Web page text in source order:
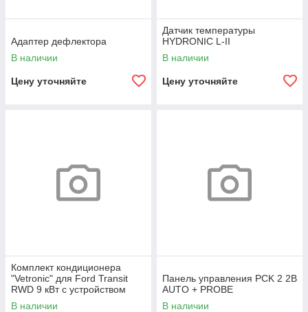
Адаптер дефлектора
В наличии
Цену уточняйте
Датчик температуры
HYDRONIC L-II
В наличии
Цену уточняйте
Комплект кондиционера
"Vetronic" для Ford Transit
RWD 9 кВт с устройством
управления EasyStart Clim
В наличии
Панель управления PCK 2 2B
AUTO + PROBE
В наличии